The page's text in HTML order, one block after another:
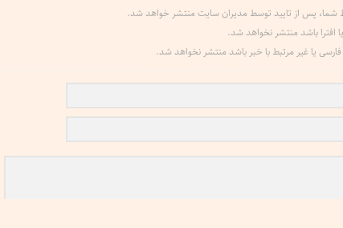
شما، پس از تایید توسط مدیران سایت منتشر خواهد شد.
افترا باشد منتشر نخواهد شد.
فارسی یا غیر مرتبط با خبر باشد منتشر نخواهد شد.